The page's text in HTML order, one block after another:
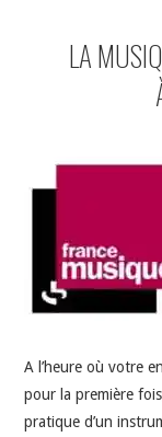
GABBA
LES LABELS
INDÉPENDANTS
DOKO
LA
A l’heure où votre
pour la première
pratique d’un